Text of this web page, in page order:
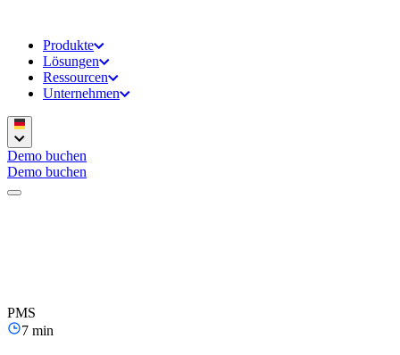
Produkte
Lösungen
Ressourcen
Unternehmen
Demo buchen
Demo buchen
PMS
7 min